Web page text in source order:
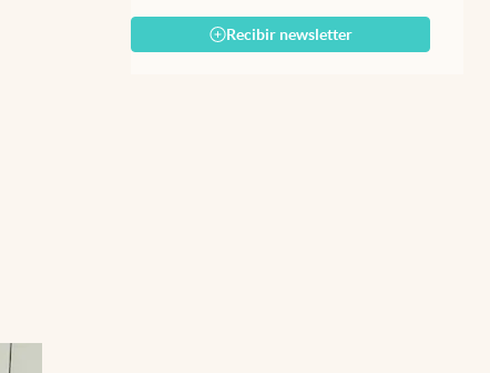
Recibir newsletter